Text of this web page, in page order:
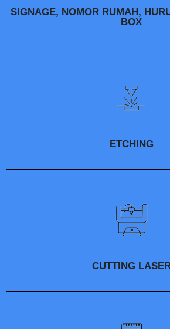
SIGNAGE, NOMOR RUMAH,
BOX
ETCHING
CUTTING